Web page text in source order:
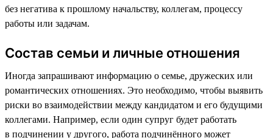
без негатива к прошлому начальству, коллегам, процессу
работы или задачам.
Состав семьи и личные отношения
Иногда запрашивают информацию о семье, дружеских или
романтических отношениях. Это необходимо, чтобы выявить
риски во взаимодействии между кандидатом и его будущими
коллегами. Например, если один супруг будет работать
в подчинении у другого, работа подчинённого может